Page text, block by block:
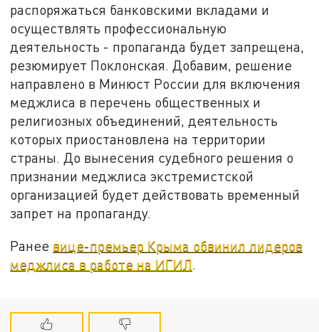
распоряжаться банковскими вкладами и
осуществлять профессиональную
деятельность - пропаганда будет запрещена,
резюмирует Поклонская. Добавим, решение
направлено в Минюст России для включения
меджлиса в перечень общественных и
религиозных объединений, деятельность
которых приостановлена на территории
страны. До вынесения судебного решения о
признании меджлиса экстремистской
организацией будет действовать временный
запрет на пропаганду.
Ранее вице-премьер Крыма обвинил лидеров
меджлиса в работе на ИГИЛ